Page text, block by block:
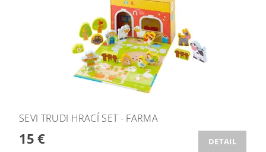
SEVI TRUDI HRACÍ SET - FARMA
15 € DETAIL